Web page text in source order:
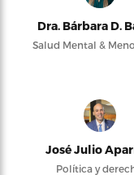
Dra. Bárbara D.
Salud Mental &
José Julio
Política y